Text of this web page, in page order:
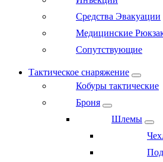
Средства Эвакуации
Медицинские
Сопутствующие
Тактическое снаряжение
Кобуры тактические
Броня
Шлемы